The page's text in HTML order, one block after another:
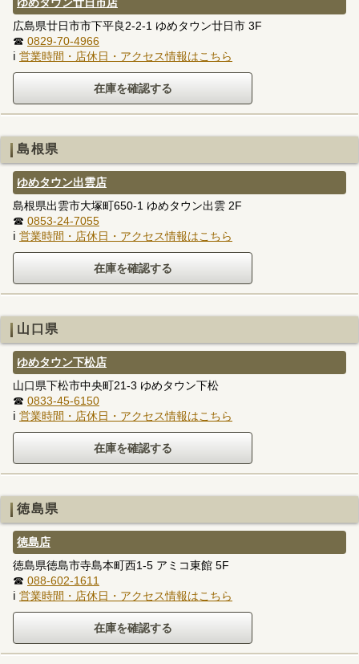
ゆめタウン廿日市店
広島県廿日市市下平良2-2-1 ゆめタウン廿日市 3F
☎ 0829-70-4966
ℹ 営業時間・店休日・アクセス情報はこちら
島根県
ゆめタウン出雲店
島根県出雲市大塚町650-1 ゆめタウン出雲 2F
☎ 0853-24-7055
ℹ 営業時間・店休日・アクセス情報はこちら
山口県
ゆめタウン下松店
山口県下松市中央町21-3 ゆめタウン下松
☎ 0833-45-6150
ℹ 営業時間・店休日・アクセス情報はこちら
徳島県
徳島店
徳島県徳島市寺島本町西1-5 アミコ東館 5F
☎ 088-602-1611
ℹ 営業時間・店休日・アクセス情報はこちら